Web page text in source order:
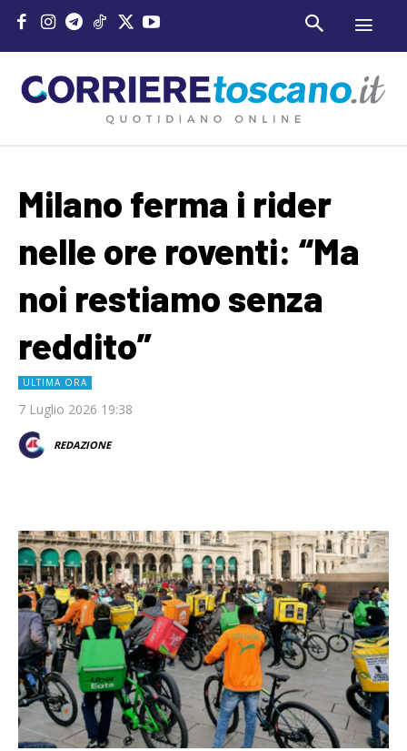
Milano ferma i rider
nelle ore roventi: “Ma
noi restiamo senza
reddito”
ULTIMA ORA
7 Luglio 2026 19:38
REDAZIONE